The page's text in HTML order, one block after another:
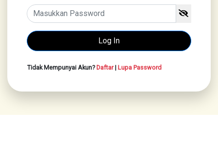
Tidak Mempunyai Akun?Daftar| Lupa Password